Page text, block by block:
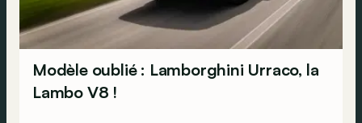
Modèle oublié : Lamborghini Urraco, la
Lambo V8 !